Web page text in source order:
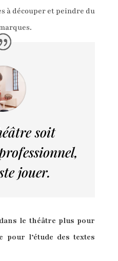
à découper et peindre du
soit
jouer.
le théâtre plus pour
pour l’étude des textes